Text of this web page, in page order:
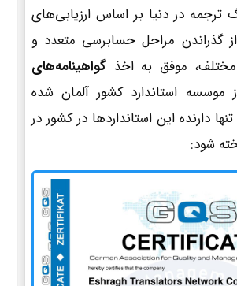
ترجمه در دنیا بر اساس ارزیابی‌های
مراحل حسابرسی متعدد و
مختلف، موفق به اخذ گواهینامه‌های
موسسه استاندارد کشور آلمان شده
دارنده این استانداردها در کشور در
شود: